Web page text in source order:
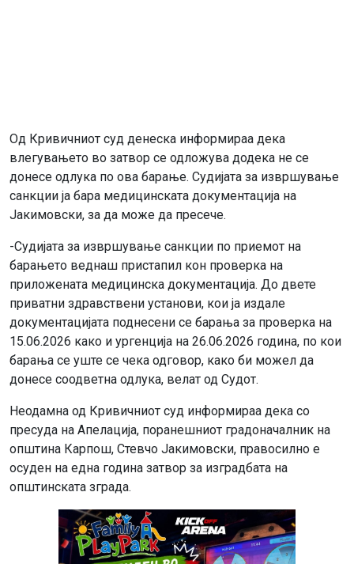
Од Кривичниот суд денеска информираа дека
влегувањето во затвор се одложува додека не се
донесе одлука по ова барање. Судијата за извршување
санкции ја бара медицинската документација на
Јакимовски, за да може да пресече.
-Судијата за извршување санкции по приемот на
барањето веднаш пристапил кон проверка на
приложената медицинска документација. До двете
приватни здравствени установи, кои ја издале
документацијата поднесени се барања за проверка на
15.06.2026 како и ургенција на 26.06.2026 година, по кои
барања се уште се чека одговор, како би можел да
донесе соодветна одлука, велат од Судот.
Неодамна од Кривичниот суд информираа дека со
пресуда на Апелација, поранешниот градоначалник на
општина Карпош, Стевчо Јакимовски, правосилно е
осуден на една година затвор за изградбата на
општинската зграда.